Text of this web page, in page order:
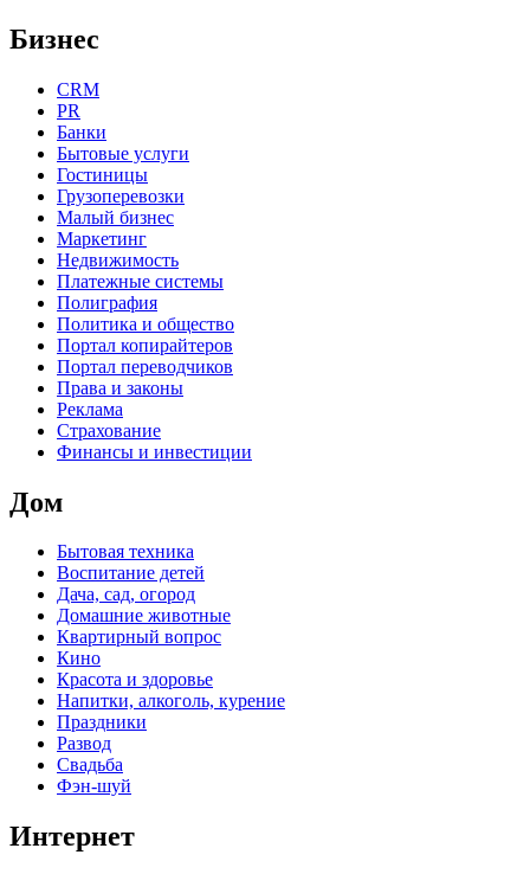
Бизнес
CRM
PR
Банки
Бытовые услуги
Гостиницы
Грузоперевозки
Малый бизнес
Маркетинг
Недвижимость
Платежные системы
Полиграфия
Политика и общество
Портал копирайтеров
Портал переводчиков
Права и законы
Реклама
Страхование
Финансы и инвестиции
Дом
Бытовая техника
Воспитание детей
Дача, сад, огород
Домашние животные
Квартирный вопрос
Кино
Красота и здоровье
Напитки, алкоголь, курение
Праздники
Развод
Свадьба
Фэн-шуй
Интернет